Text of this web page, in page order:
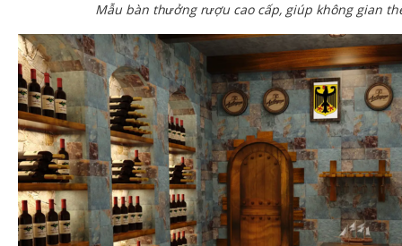
Mẫu bàn thưởng rượu cao cấp, giúp không gian